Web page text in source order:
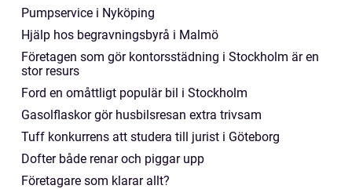
Pumpservice i Nyköping
Hjälp hos begravningsbyrå i Malmö
Företagen som gör kontorsstädning i Stockholm är en
stor resurs
Ford en omåttligt populär bil i Stockholm
Gasolflaskor gör husbilsresan extra trivsam
Tuff konkurrens att studera till jurist i Göteborg
Dofter både renar och piggar upp
Företagare som klarar allt?